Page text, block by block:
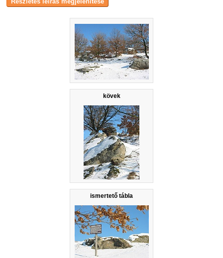
kövek
ismertető tábla